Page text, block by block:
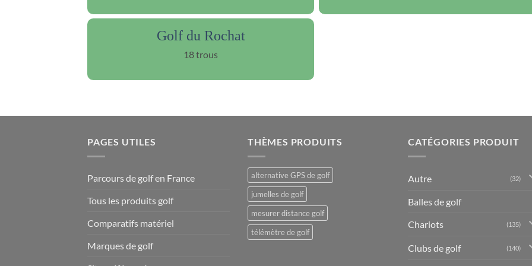
Golf du Rochat
18 trous
PAGES UTILES
Parcours de golf en France
Tous les produits golf
Comparatifs matériel
Marques de golf
THÈMES PRODUITS
alternative GPS de golf
jumelles de golf
mesurer distance golf
télémètre de golf
CATÉGORIES PRODUIT
Autre (32)
Balles de golf
Chariots (135)
Clubs de golf (140)